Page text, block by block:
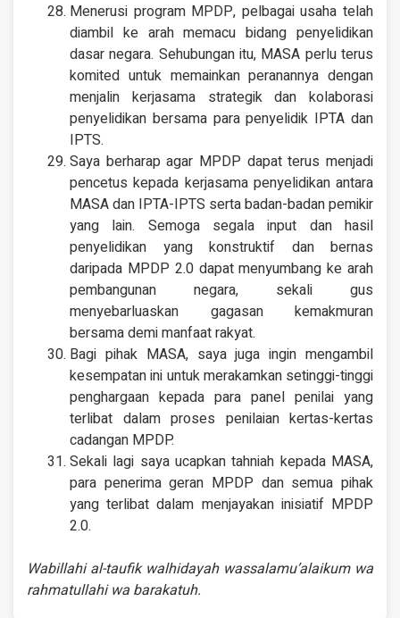
Menerusi program MPDP, pelbagai usaha telah
diambil ke arah memacu bidang penyelidikan
dasar negara. Sehubungan itu, MASA perlu terus
komited untuk memainkan peranannya dengan
menjalin kerjasama strategik dan kolaborasi
penyelidikan bersama para penyelidik IPTA dan
IPTS.
Saya berharap agar MPDP dapat terus menjadi
pencetus kepada kerjasama penyelidikan antara
MASA dan IPTA-IPTS serta badan-badan pemikir
yang lain. Semoga segala input dan hasil
penyelidikan yang konstruktif dan bernas
daripada MPDP 2.0 dapat menyumbang ke arah
pembangunan negara, sekali gus
menyebarluaskan gagasan kemakmuran
bersama demi manfaat rakyat.
Bagi pihak MASA, saya juga ingin mengambil
kesempatan ini untuk merakamkan setinggi-tinggi
penghargaan kepada para panel penilai yang
terlibat dalam proses penilaian kertas-kertas
cadangan MPDP.
Sekali lagi saya ucapkan tahniah kepada MASA,
para penerima geran MPDP dan semua pihak
yang terlibat dalam menjayakan inisiatif MPDP
2.0.
Wabillahi al-taufik walhidayah wassalamu’alaikum wa
rahmatullahi wa barakatuh.